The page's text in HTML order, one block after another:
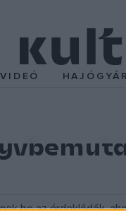
VIDEÓ HAJÓGYÁR
be az érdeklődők,